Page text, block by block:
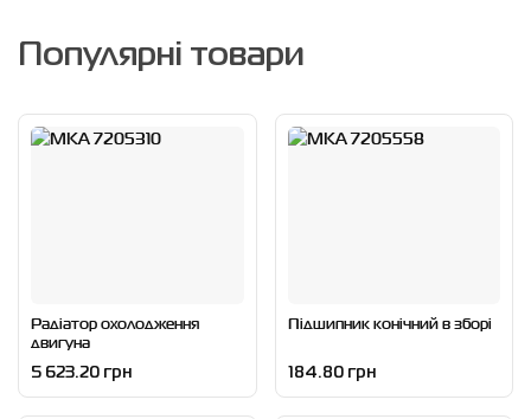
Популярні товари
Радіатор охолодження
двигуна
5 623.20 грн
Пiдшипник конiчний в зборі
184.80 грн